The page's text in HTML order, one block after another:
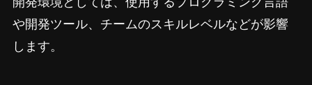
や開発ツール、チームのスキルレベルなどが影響
します。